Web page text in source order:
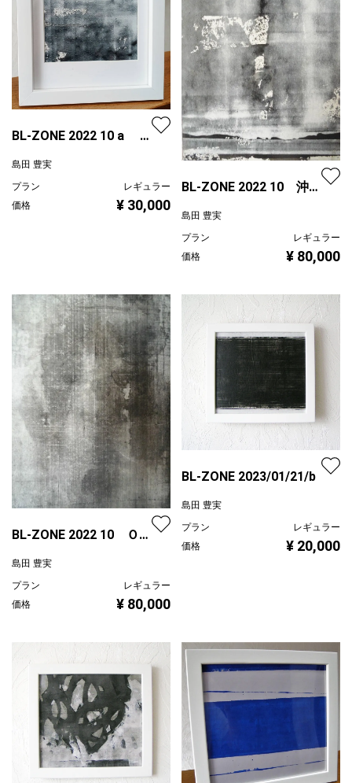
BL-ZONE 2022 10 a L
島田 豊実
プラン
レギュラー
価格
¥ 30,000
BL-ZONE 2022 10 沖縄
島田 豊実
プラン
レギュラー
価格
¥ 80,000
BL-ZONE 2022 10 Ｏ
島田 豊実
プラン
レギュラー
価格
¥ 80,000
BL-ZONE 2023/01/21/b
島田 豊実
プラン
レギュラー
価格
¥ 20,000